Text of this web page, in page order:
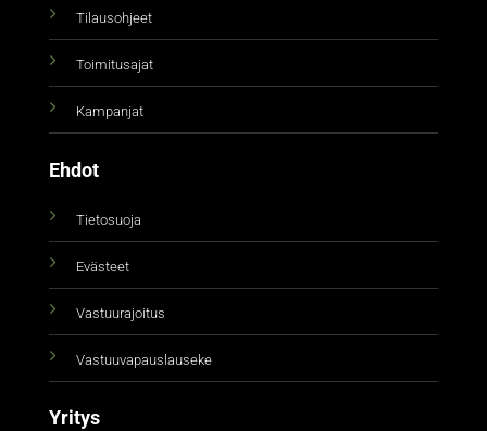
Tilausohjeet
Toimitusajat
Kampanjat
Ehdot
Tietosuoja
Evästeet
Vastuurajoitus
Vastuuvapauslauseke
Yritys